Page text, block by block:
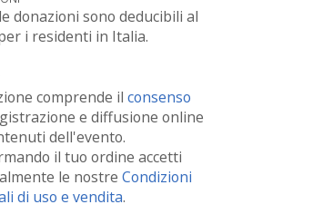
donazioni sono deducibili al
i residenti in Italia.
comprende ilconsenso
e diffusione online
dell'evento.
il tuo ordine accetti
le nostreCondizioni
di uso e vendita.